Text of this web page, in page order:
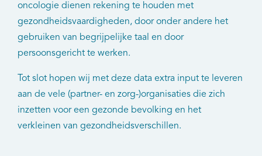
oncologie dienen rekening te houden met
gezondheidsvaardigheden, door onder andere het
gebruiken van begrijpelijke taal en door
persoonsgericht te werken.
Tot slot hopen wij met deze data extra input te leveren
aan de vele (partner- en zorg-)organisaties die zich
inzetten voor een gezonde bevolking en het
verkleinen van gezondheidsverschillen.